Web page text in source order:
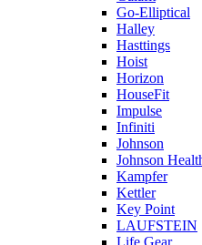
Go-Elliptical
Halley
Hasttings
Hoist
Horizon
HouseFit
Impulse
Infiniti
Johnson
Johnson
Kampfer
Kettler
Key Point
LAUFSTEIN
Life Gear